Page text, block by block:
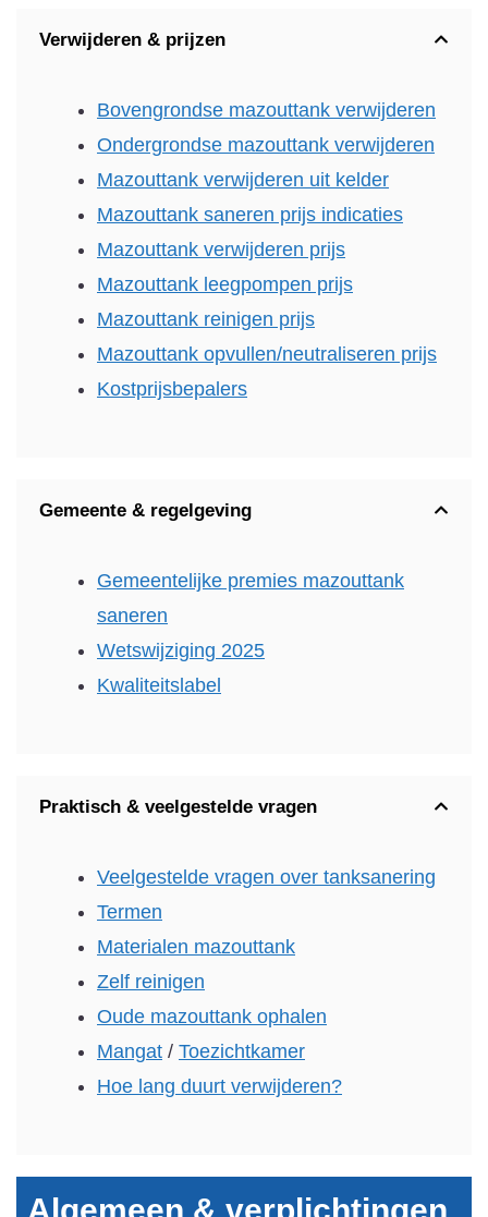
Verwijderen & prijzen
Bovengrondse mazouttank verwijderen
Ondergrondse mazouttank verwijderen
Mazouttank verwijderen uit kelder
Mazouttank saneren prijs indicaties
Mazouttank verwijderen prijs
Mazouttank leegpompen prijs
Mazouttank reinigen prijs
Mazouttank opvullen/neutraliseren prijs
Kostprijsbepalers
Gemeente & regelgeving
Gemeentelijke premies mazouttank
saneren
Wetswijziging 2025
Kwaliteitslabel
Praktisch & veelgestelde vragen
Veelgestelde vragen over tanksanering
Termen
Materialen mazouttank
Zelf reinigen
Oude mazouttank ophalen
Mangat / Toezichtkamer
Hoe lang duurt verwijderen?
Algemeen & verplichtingen